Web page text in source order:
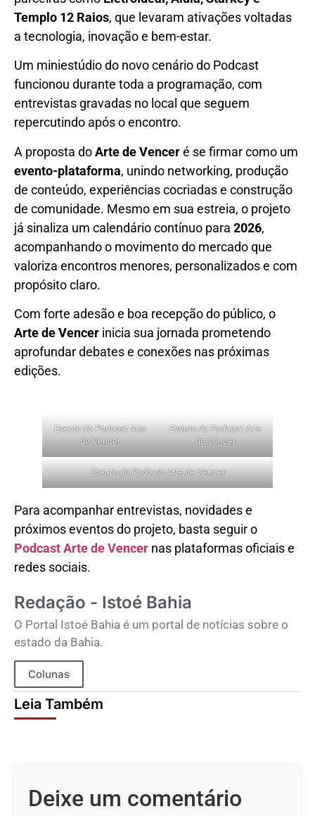
Templo 12 Raios, que levaram ativações voltadas
a tecnologia, inovação e bem-estar.
Um miniestúdio do novo cenário do Podcast
funcionou durante toda a programação, com
entrevistas gravadas no local que seguem
repercutindo após o encontro.
A proposta doArte de Venceré se firmar como um
evento-plataforma, unindo networking, produção
de conteúdo, experiências cocriadas e construção
de comunidade. Mesmo em sua estreia, o projeto
já sinaliza um calendário contínuo para 2026,
acompanhando o movimento do mercado que
valoriza encontros menores, personalizados e com
propósito claro.
Com forte adesão e boa recepção do público, o
Arte de Vencer inicia sua jornada prometendo
aprofundar debates e conexões nas próximas
edições.
Evento do Podcast Arte
de Vencer
Evento do Podcast Arte
de Vencer
Evento do Podcast Arte de Vencer
Para acompanhar entrevistas, novidades e
próximos eventos do projeto, basta seguir o
Podcast Arte de Vencer nas plataformas oficiais e
redes sociais.
Redação - Istoé Bahia
O Portal Istoé Bahia é um portal de notícias sobre o
estado da Bahia.
Colunas
Leia Também
Deixe um comentário